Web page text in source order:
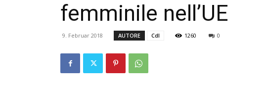
femminile nell’UE
9. Februar 2018 AUTORE CdI 1260 0